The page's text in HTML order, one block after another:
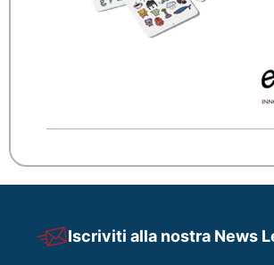
Iscriviti alla nostra News